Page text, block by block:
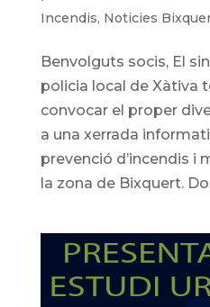
Incendis, Noticies
Benvolguts socis, El
policia local de Xàtiva
convocar el proper
a una xerrada
prevenció d’incendis i
la zona de Bixquert.